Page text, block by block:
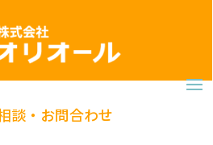
談・お問合わせ